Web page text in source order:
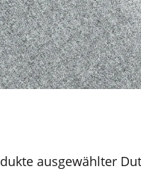
ausgewählter